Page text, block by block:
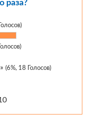
раза?
(6%, 18 Голосов)